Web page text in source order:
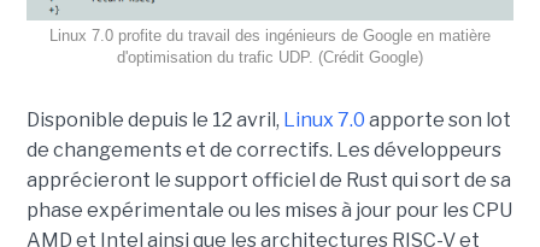
Linux 7.0 profite du travail des ingénieurs de Google en matière
d'optimisation du trafic UDP. (Crédit Google)
Disponible depuis le 12 avril, Linux 7.0 apporte son lot
de changements et de correctifs. Les développeurs
apprécieront le support officiel de Rust qui sort de sa
phase expérimentale ou les mises à jour pour les CPU
AMD et Intel ainsi que les architectures RISC-V et